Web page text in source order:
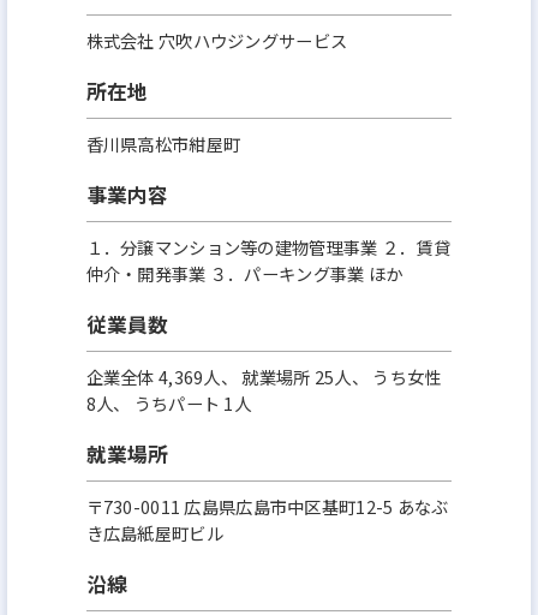
株式会社 穴吹ハウジングサービス
所在地
香川県高松市紺屋町
事業内容
１．分譲マンション等の建物管理事業 ２．賃貸
仲介・開発事業 ３．パーキング事業 ほか
従業員数
企業全体 4,369人、 就業場所 25人、 うち女性
8人、 うちパート 1人
就業場所
〒730-0011 広島県広島市中区基町12-5 あなぶ
き広島紙屋町ビル
沿線